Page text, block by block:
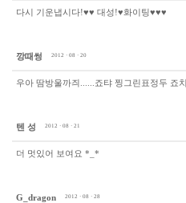
다시 기운냅시다!♥♥ 대성!♥화이팅♥♥♥
깡때썽 2012 · 08 · 20
우아 땀방울까즤......죠탸 찡그린표정두 죠
텐 성 2012 · 08 · 21
더 멋있어 보여요 *_*
G_dragon 2012 · 08 · 28